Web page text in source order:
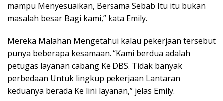
mampu Menyesuaikan, Bersama Sebab Itu itu bukan
masalah besar Bagi kami,” kata Emily.
Mereka Malahan Mengetahui kalau pekerjaan tersebut
punya beberapa kesamaan. “Kami berdua adalah
petugas layanan cabang Ke DBS. Tidak banyak
perbedaan Untuk lingkup pekerjaan Lantaran
keduanya berada Ke lini layanan,” jelas Emily.